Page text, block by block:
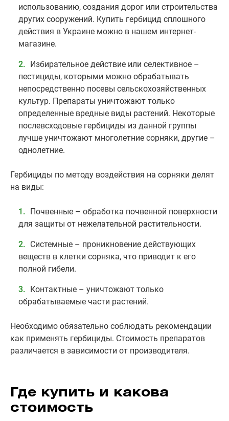
использованию, создания дорог или строительства
других сооружений. Купить гербицид сплошного
действия в Украине можно в нашем интернет-
магазине.
Избирательное действие или селективное –
пестициды, которыми можно обрабатывать
непосредственно посевы сельскохозяйственных
культур. Препараты уничтожают только
определенные вредные виды растений. Некоторые
послевсходовые гербициды из данной группы
лучше уничтожают многолетние сорняки, другие –
однолетние.
Гербициды по методу воздействия на сорняки делят
на виды:
Почвенные – обработка почвенной поверхности
для защиты от нежелательной растительности.
Системные – проникновение действующих
веществ в клетки сорняка, что приводит к его
полной гибели.
Контактные – уничтожают только
обрабатываемые части растений.
Необходимо обязательно соблюдать рекомендации
как применять гербициды. Стоимость препаратов
различается в зависимости от производителя.
Где купить и какова
стоимость